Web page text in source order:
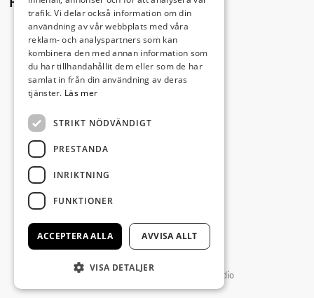
Producerad av Gota Media Brand Studio
trafik. Vi delar också information om din
användning av vår webbplats med våra
reklam- och analyspartners som kan
kombinera den med annan information som
du har tillhandahållit dem eller som de har
samlat in från din användning av deras
tjänster. Läs mer
STRIKT NÖDVÄNDIGT
PRESTANDA
INRIKTNING
FUNKTIONER
ACCEPTERA ALLA AVVISA ALLT
VISA DETALJER